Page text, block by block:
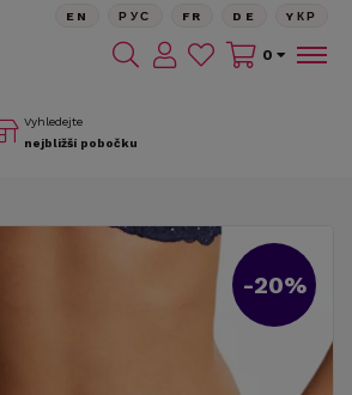
Vyhledejte
nejbližší pobočku
EN РУС FR DE YКР
0
-20%